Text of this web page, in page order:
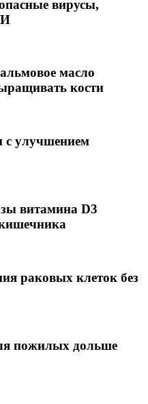
вирусы,
масло
кости
с улучшением
витамина D3
раковых клеток без
пожилых дольше